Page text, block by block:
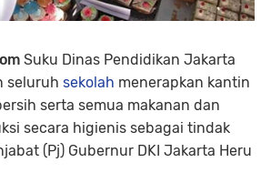
Suku Dinas Pendidikan Jakarta
seluruh sekolah menerapkan kantin
serta semua makanan dan
secara higienis sebagai tindak
(Pj) Gubernur DKI Jakarta Heru